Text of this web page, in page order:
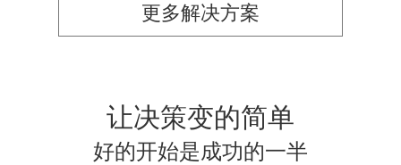
更多解决方案
让决策变的简单
好的开始是成功的一半